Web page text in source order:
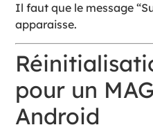
Il faut que le message
apparaisse.
pour un
Android